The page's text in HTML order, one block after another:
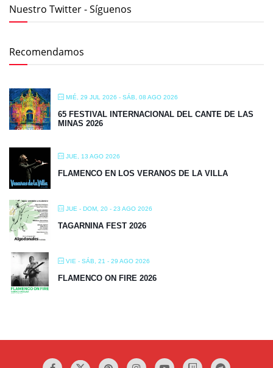
Nuestro Twitter - Síguenos
Recomendamos
MIÉ, 29 JUL 2026 - SÁB, 08 AGO 2026
65 FESTIVAL INTERNACIONAL DEL CANTE DE LAS
MINAS 2026
JUE, 13 AGO 2026
FLAMENCO EN LOS VERANOS DE LA VILLA
JUE - DOM, 20 - 23 AGO 2026
TAGARNINA FEST 2026
VIE - SÁB, 21 - 29 AGO 2026
FLAMENCO ON FIRE 2026